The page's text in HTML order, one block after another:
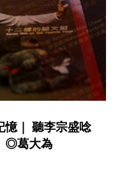
憶｜ 聽李宗盛唸
◎葛大為